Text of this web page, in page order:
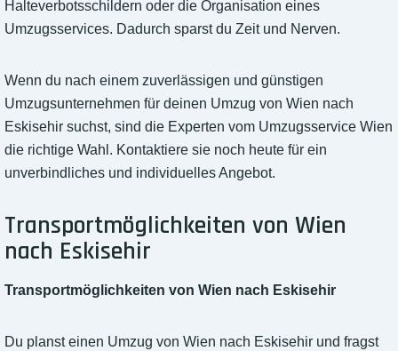
Halteverbotsschildern oder die Organisation eines
Umzugsservices. Dadurch sparst du Zeit und Nerven.
Wenn du nach einem zuverlässigen und günstigen
Umzugsunternehmen für deinen Umzug von Wien nach
Eskisehir suchst, sind die Experten vom Umzugsservice Wien
die richtige Wahl. Kontaktiere sie noch heute für ein
unverbindliches und individuelles Angebot.
Transportmöglichkeiten von Wien
nach Eskisehir
Transportmöglichkeiten von Wien nach Eskisehir
Du planst einen Umzug von Wien nach Eskisehir und fragst